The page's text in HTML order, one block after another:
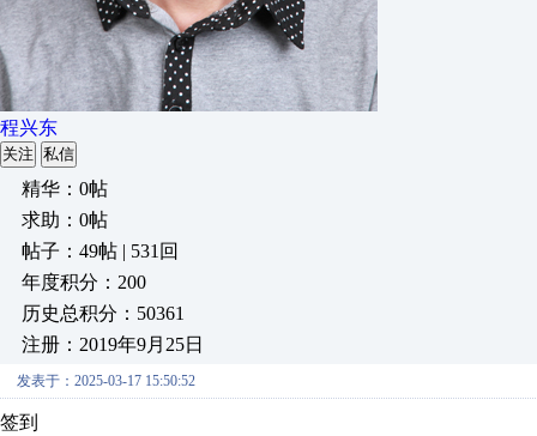
程兴东
关注 私信
精华：0帖
求助：0帖
帖子：49帖 | 531回
年度积分：200
历史总积分：50361
注册：2019年9月25日
发表于：2025-03-17 15:50:52
签到